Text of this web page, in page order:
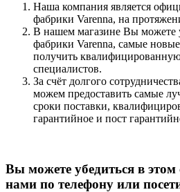
Наша компания является
фабрики Varenna, на
В нашем магазине Вы можете
фабрики Varenna, самые
получить
специалистов.
За счёт долгого
можем предоставить самые
сроки поставки,
гарантийное и пост
Вы можете убедиться в этом
нами по телефону или